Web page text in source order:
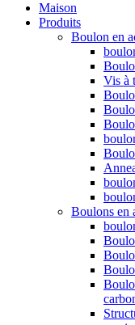
Maison
Produits
Boulon en
Vis à
Boulons en